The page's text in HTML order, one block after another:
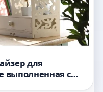
для
выполненная с